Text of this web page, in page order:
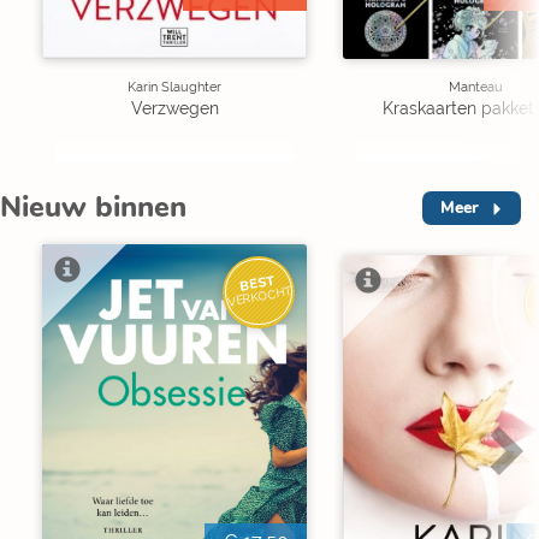
Karin Slaughter
Verzwegen
Manteau
Kraskaarten pakket
Nieuw binnen Meer
BEST
VERKOCHT